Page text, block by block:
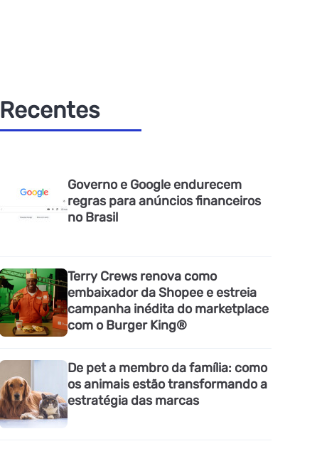
Recentes
Governo e Google endurecem
regras para anúncios financeiros
no Brasil
Terry Crews renova como
embaixador da Shopee e estreia
campanha inédita do marketplace
com o Burger King®
De pet a membro da família: como
os animais estão transformando a
estratégia das marcas